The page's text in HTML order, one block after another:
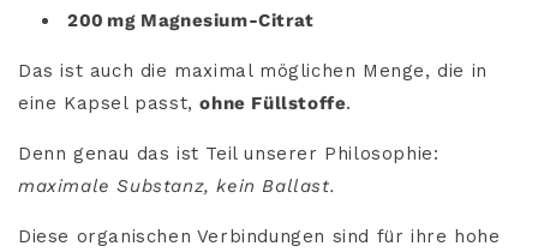
200 mg Magnesium-Citrat
Das ist auch die maximal möglichen Menge, die in
eine Kapsel passt,ohne Füllstoffe.
Denn genau das ist Teil unserer Philosophie:
maximale Substanz, kein Ballast.
Diese organischen Verbindungen sind für ihre hohe